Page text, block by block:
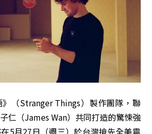
（Stranger Things）製作團隊，聯
仁（James Wan）共同打造的驚悚強